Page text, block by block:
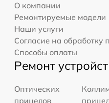
О компании
Ремонтируемые модели
Наши услуги
Согласие на
Способы оплаты
Ремонт
Оптических
прицелов